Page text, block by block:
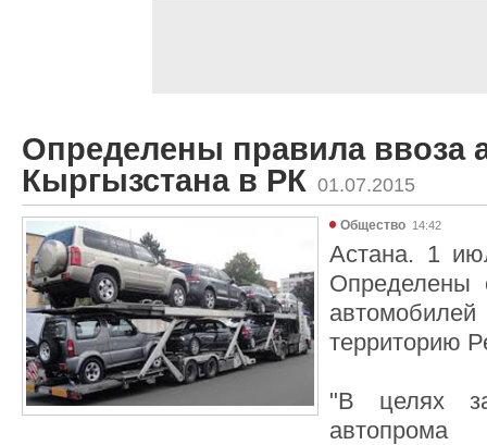
Определены правила ввоза
Кыргызстана в РК 01.07.2015
Общество 14:42
Астана. 1
Определены
территорию
"В целях